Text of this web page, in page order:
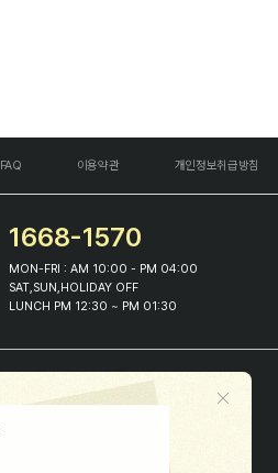
FAQ 이용약관 개인정보취급방침
1668-1570
MON-FRI : AM 10:00 - PM 04:00
SAT,SUN,HOLIDAY OFF
LUNCH PM 12:30 ~ PM 01:30